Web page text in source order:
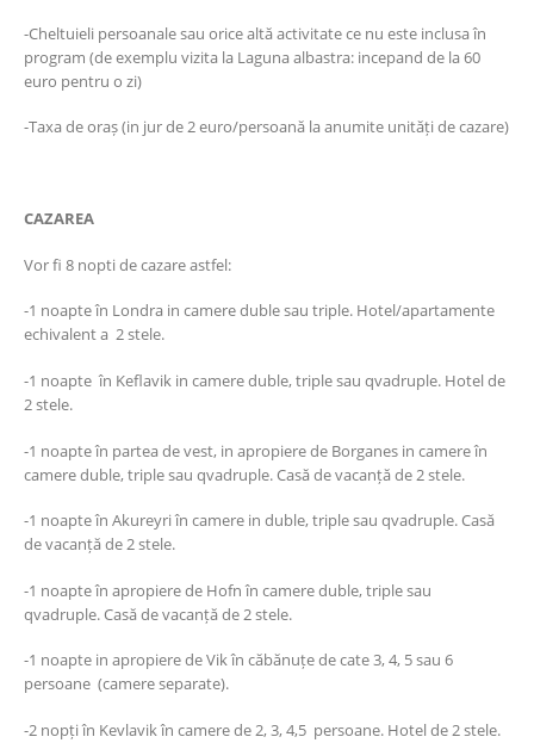
-Cheltuieli persoanale sau orice altă activitate ce nu este inclusa în
program (de exemplu vizita la Laguna albastra: incepand de la 60
euro pentru o zi)
-Taxa de oraș (in jur de 2 euro/persoană la anumite unități de cazare)
CAZAREA
Vor fi 8 nopti de cazare astfel:
-1 noapte în Londra in camere duble sau triple. Hotel/apartamente
echivalent a 2 stele.
-1 noapte în Keflavik in camere duble, triple sau qvadruple. Hotel de
2 stele.
-1 noapte în partea de vest, in apropiere de Borganes in camere în
camere duble, triple sau qvadruple. Casă de vacanță de 2 stele.
-1 noapte în Akureyri în camere in duble, triple sau qvadruple. Casă
de vacanță de 2 stele.
-1 noapte în apropiere de Hofn în camere duble, triple sau
qvadruple. Casă de vacanță de 2 stele.
-1 noapte in apropiere de Vik în căbănuțe de cate 3, 4, 5 sau 6
persoane (camere separate).
-2 nopți în Kevlavik în camere de 2, 3, 4,5 persoane. Hotel de 2 stele.